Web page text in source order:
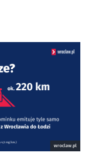
wroclaw.pl